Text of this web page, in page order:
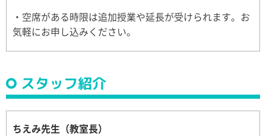
・空席がある時限は追加授業や延長が受けられます。お
気軽にお申し込みください。
スタッフ紹介
ちえみ先生（教室長）